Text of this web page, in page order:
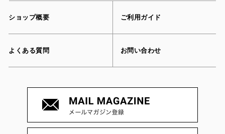
ショップ概要 ご利用ガイド
よくある質問 お問い合わせ